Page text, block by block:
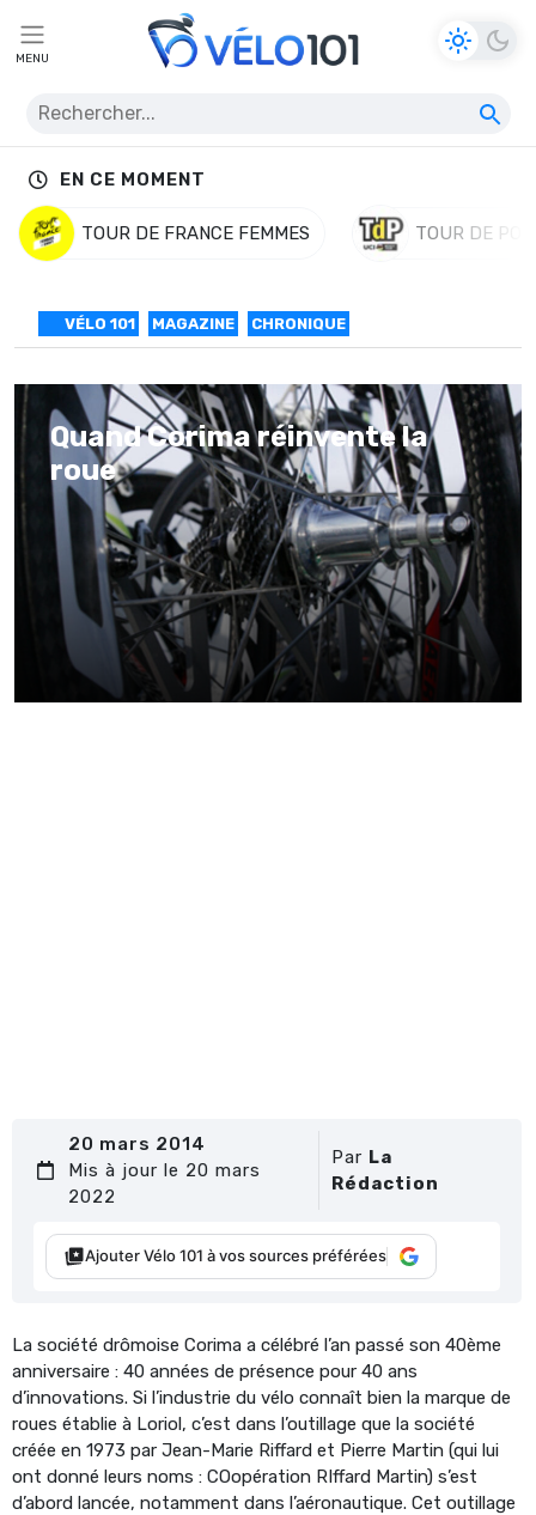
MENU
EN CE MOMENT
TOUR DE FRANCE FEMMES TOUR DE
VÉLO 101 MAGAZINE CHRONIQUE
Quand Corima réinvente la
roue
20 mars 2014
Mis à jour le 20 mars
2022
Par La
Rédaction
Ajouter Vélo 101 à vos sources préférées
La société drômoise Corima a célébré l’an passé son 40ème
anniversaire : 40 années de présence pour 40 ans
d’innovations. Si l’industrie du vélo connaît bien la marque de
roues établie à Loriol, c’est dans l’outillage que la société
créée en 1973 par Jean-Marie Riffard et Pierre Martin (qui lui
ont donné leurs noms : COopération RIffard Martin) s’est
d’abord lancée, notamment dans l’aéronautique. Cet outillage